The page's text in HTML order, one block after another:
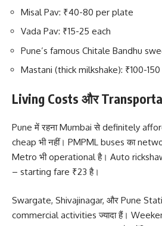
Misal Pav: ₹40-80 per plate
Vada Pav: ₹15-25 each
Pune’s famous Chitale Bandhu
Mastani (thick milkshake): ₹100-150
Living Costs और
Pune में रहना Mumbai से definitely
cheap भी नहीं। PMPML buses का
Metro भी operational है। Auto
– starting fare ₹23 है।
Swargate, Shivajinagar, और Pune
commercial activities ज्यादा हैं।